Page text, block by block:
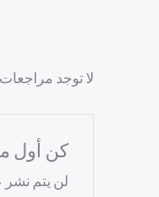
لا توجد
كن أول
لن يتم نشر